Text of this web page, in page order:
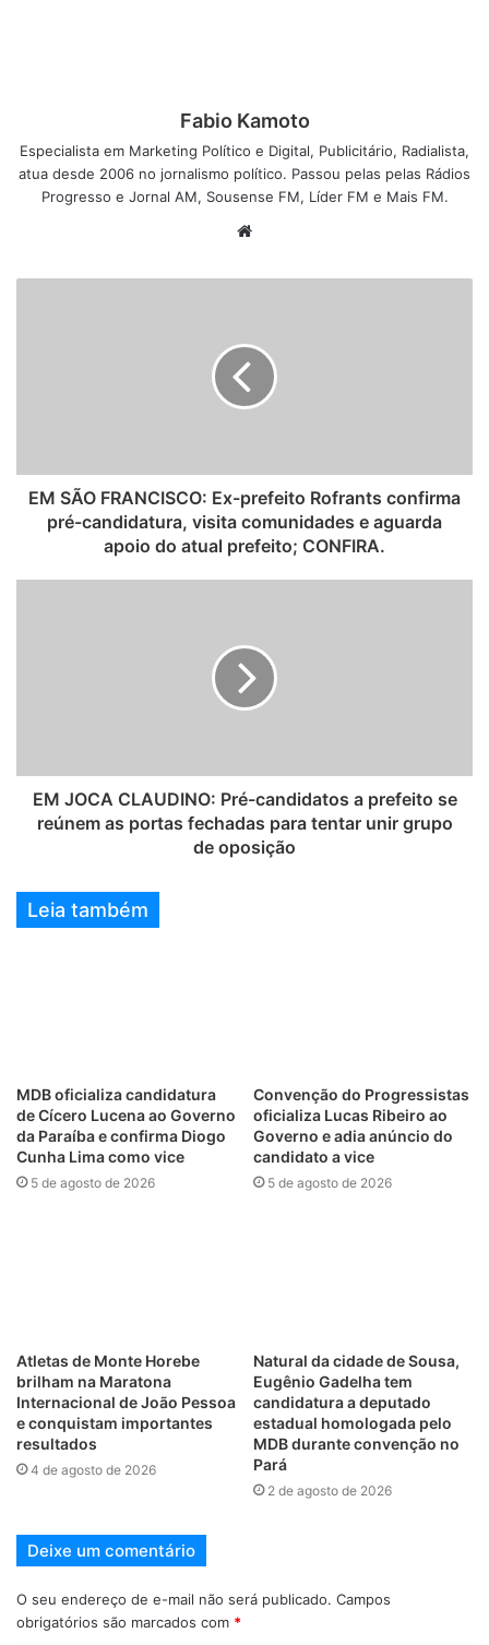
Fabio Kamoto
Especialista em Marketing Político e Digital, Publicitário, Radialista,
atua desde 2006 no jornalismo político. Passou pelas pelas Rádios
Progresso e Jornal AM, Sousense FM, Líder FM e Mais FM.
b
EM SÃO FRANCISCO: Ex-prefeito Rofrants confirma
pré-candidatura, visita comunidades e aguarda
apoio do atual prefeito; CONFIRA.
EM JOCA CLAUDINO: Pré-candidatos a prefeito se
reúnem as portas fechadas para tentar unir grupo
de oposição
Leia também
MDB oficializa candidatura
de Cícero Lucena ao Governo
da Paraíba e confirma Diogo
Cunha Lima como vice
5 de agosto de 2026
Convenção do Progressistas
oficializa Lucas Ribeiro ao
Governo e adia anúncio do
candidato a vice
5 de agosto de 2026
Atletas de Monte Horebe
brilham na Maratona
Internacional de João Pessoa
e conquistam importantes
resultados
4 de agosto de 2026
Natural da cidade de Sousa,
Eugênio Gadelha tem
candidatura a deputado
estadual homologada pelo
MDB durante convenção no
Pará
2 de agosto de 2026
Deixe um comentário
O seu endereço de e-mail não será publicado. Campos
obrigatórios são marcados com *